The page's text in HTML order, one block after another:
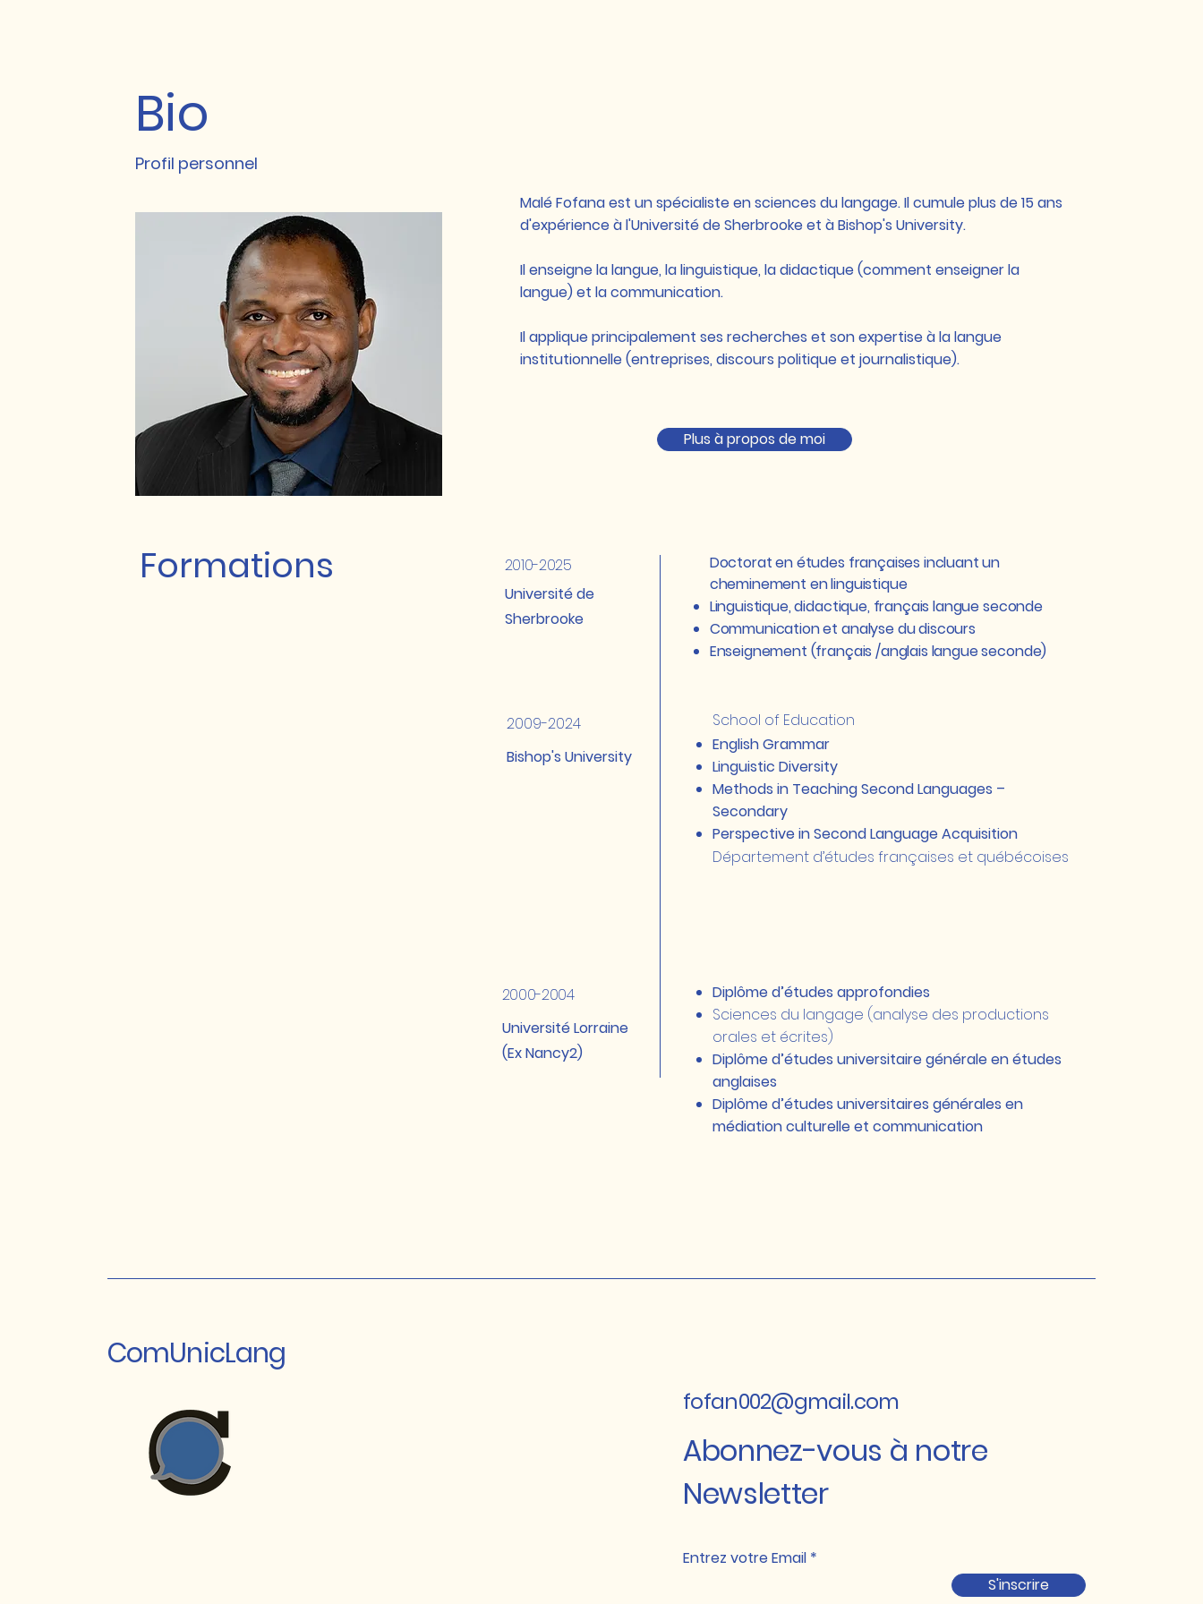
Bio
Profil personnel
Malé Fofana est un spécialiste en sciences du langage. Il cumule plus de 15 ans
d'expérience à l'Université de Sherbrooke et à Bishop's University.
Il enseigne la langue, la linguistique, la didactique (comment enseigner la
langue) et la communication.
Il applique principalement ses recherches et son expertise à la langue
institutionnelle (entreprises, discours politique et journalistique).
Plus à propos de moi
Formations
2010-2025
Université de
Sherbrooke
Doctorat en études françaises incluant un
cheminement en linguistique
Linguistique, didactique, français langue seconde
Communication et analyse du discours
Enseignement (français /anglais langue seconde)
2009-2024
Bishop's University
School of Education
English Grammar
Linguistic Diversity
Methods in Teaching Second Languages –
Secondary
Perspective in Second Language Acquisition
Département d’études françaises et québécoises
2000-2004
Université Lorraine
(Ex Nancy2)
Diplôme d’études approfondies
Sciences du langage (analyse des productions
orales et écrites)
​Diplôme d’études universitaire générale en études
anglaises
Diplôme d’études universitaires générales en
médiation culturelle et communication
ComUnicLang
fofan002@gmail.com
Abonnez-vous à notre
Newsletter
Entrez votre Email
S'inscrire